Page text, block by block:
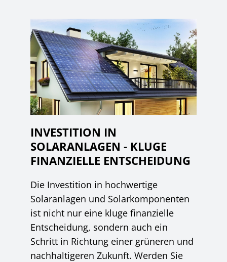
INVESTITION IN
SOLARANLAGEN - KLUGE
FINANZIELLE ENTSCHEIDUNG
Die Investition in hochwertige
Solaranlagen und Solarkomponenten
ist nicht nur eine kluge finanzielle
Entscheidung, sondern auch ein
Schritt in Richtung einer grüneren und
nachhaltigeren Zukunft. Werden Sie